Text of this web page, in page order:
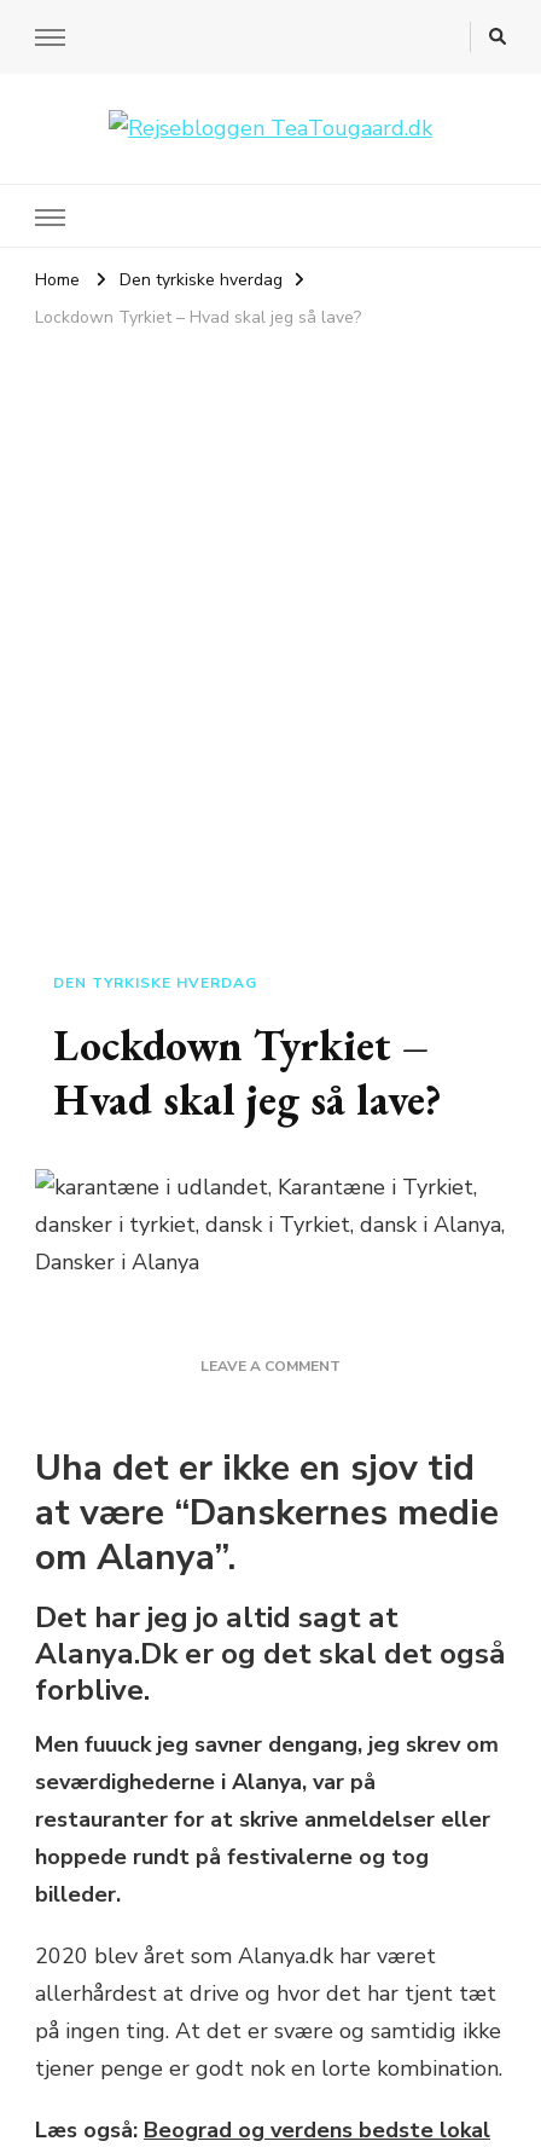
Home
Den tyrkiske hverdag
Lockdown Tyrkiet – Hvad skal jeg så lave?
DEN TYRKISKE HVERDAG
Lockdown Tyrkiet –
Hvad skal jeg så lave?
LEAVE A COMMENT
HVAD
SKAL
JEG
Uha det er ikke en sjov tid
at være “Danskernes medie
om Alanya”.
Det har jeg jo altid sagt at
Alanya.Dk er og det skal det også
forblive.
Men fuuuck jeg savner dengang, jeg skrev om
seværdighederne i Alanya, var på
restauranter for at skrive anmeldelser eller
hoppede rundt på festivalerne og tog
billeder.
2020 blev året som Alanya.dk har været
allerhårdest at drive og hvor det har tjent tæt
på ingen ting. At det er svære og samtidig ikke
tjener penge er godt nok en lorte kombination.
Læs også: Beograd og verdens bedste lokal